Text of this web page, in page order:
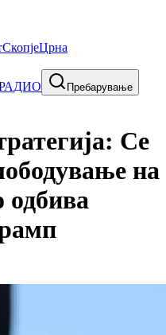
СкопјеЦрна
Пребарување
Се
на
одбива